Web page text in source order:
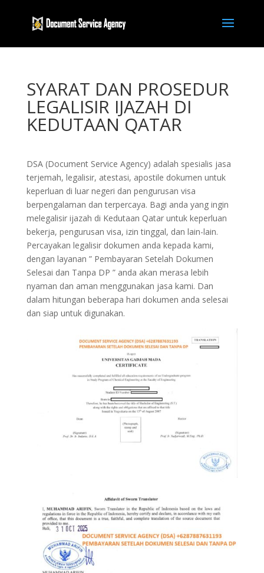
SYARAT DAN PROSEDUR
LEGALISIR IJAZAH DI
KEDUTAAN QATAR
DSA (Document Service Agency) adalah spesialis jasa
terjemah, legalisir, atestasi, apostile dokumen untuk
keperluan di luar negeri dan pengurusan visa
berpengalaman dan terpercaya. Bagi anda yang ingin
melegalisir ijazah di Kedutaan Qatar untuk keperluan
bekerja, pengurusan visa, izin tinggal, dan lain-lain.
Percayakan legalisir dokumen anda kepada kami,
dengan layanan ” Pembayaran Setelah Dokumen
Selesai dan Tanpa DP ” anda akan merasa lebih
nyaman dan aman menggunakan jasa kami. Dan
dalam hitungan beberapa hari dokumen anda selesai
dan siap untuk digunakan.